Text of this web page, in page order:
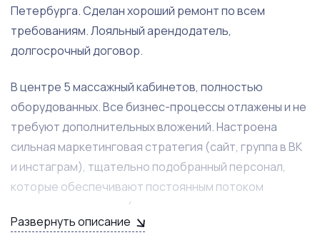
Петербурга. Сделан хороший ремонт по всем
требованиям. Лояльный арендодатель,
долгосрочный договор.
В центре 5 массажный кабинетов, полностью
оборудованных. Все бизнес-процессы отлажены и не
требуют дополнительных вложений. Настроена
сильная маркетинговая стратегия (сайт, группа в ВК
и инстаграм), тщательно подобранный персонал,
которые обеспечивают постоянным потоком
довольных клиентов (можно почитать отзывы на
Яндекс карты).
Развернуть описание